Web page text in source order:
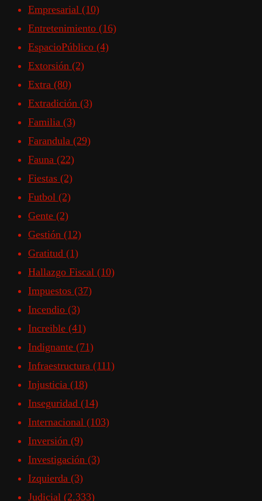
Empresarial (10)
Entretenimiento (16)
EspacioPúblico (4)
Extorsión (2)
Extra (80)
Extradición (3)
Familia (3)
Farandula (29)
Fauna (22)
Fiestas (2)
Futbol (2)
Gente (2)
Gestión (12)
Gratitud (1)
Hallazgo Fiscal (10)
Impuestos (37)
Incendio (3)
Increible (41)
Indignante (71)
Infraestructura (111)
Injusticia (18)
Inseguridad (14)
Internacional (103)
Inversión (9)
Investigación (3)
Izquierda (3)
Judicial (2.333)